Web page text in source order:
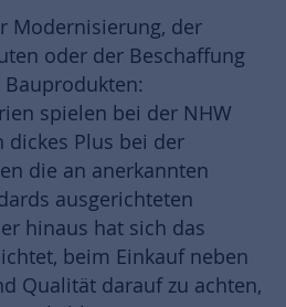
Modernisierung, der
oder der Beschaffung
spielen bei der NHW
dickes Plus bei der
die an anerkannten
ausgerichteten
hinaus hat sich das
beim Einkauf neben
Qualität darauf zu achten,